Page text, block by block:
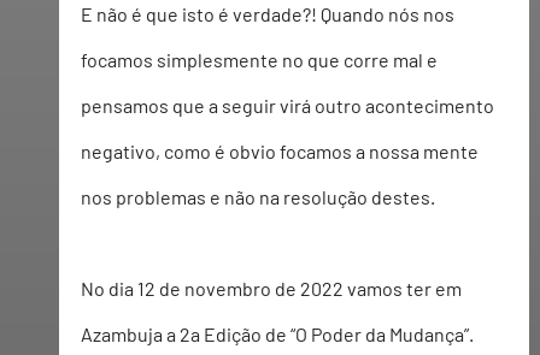
E não é que isto é verdade?! Quando nós nos
focamos simplesmente no que corre mal e
pensamos que a seguir virá outro acontecimento
negativo, como é obvio focamos a nossa mente
nos problemas e não na resolução destes.
No dia 12 de novembro de 2022 vamos ter em
Azambuja a 2a Edição de “O Poder da Mudança”.